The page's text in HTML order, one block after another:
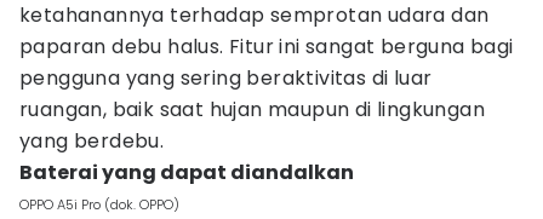
ketahanannya terhadap semprotan udara dan
paparan debu halus. Fitur ini sangat berguna bagi
pengguna yang sering beraktivitas di luar
ruangan, baik saat hujan maupun di lingkungan
yang berdebu.
Baterai yang dapat diandalkan
OPPO A5i Pro (dok. OPPO)